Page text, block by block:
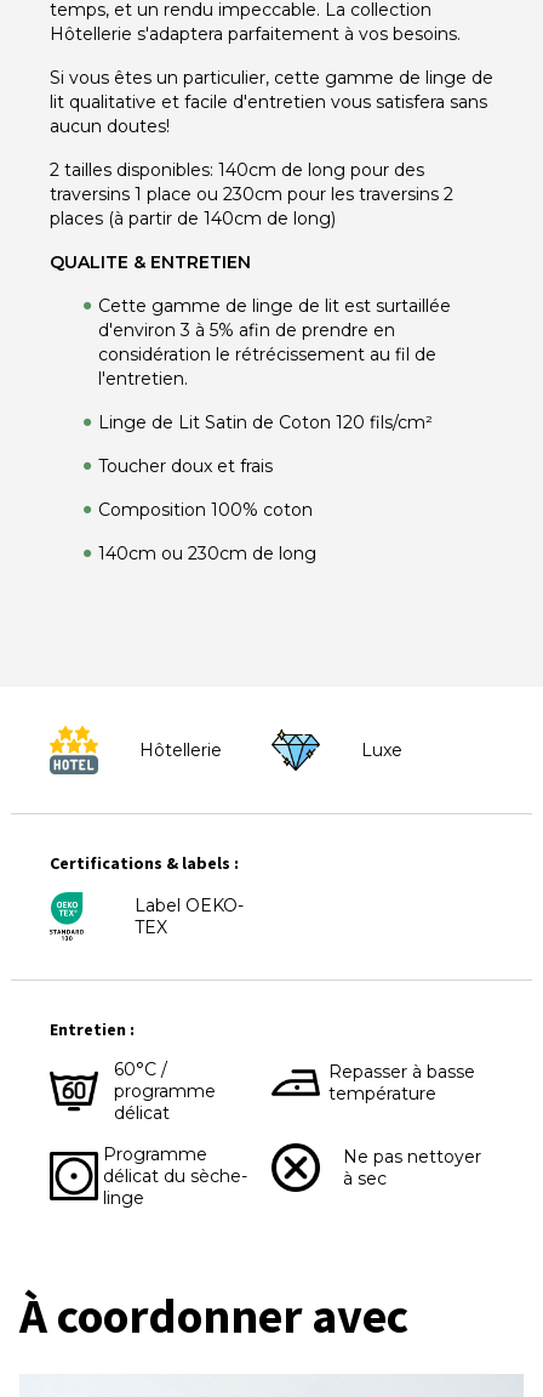
temps, et un rendu impeccable. La collection
Hôtellerie s'adaptera parfaitement à vos besoins.
Si vous êtes un particulier, cette gamme de linge de
lit qualitative et facile d'entretien vous satisfera sans
aucun doutes!
2 tailles disponibles: 140cm de long pour des
traversins 1 place ou 230cm pour les traversins 2
places (à partir de 140cm de long)
QUALITE & ENTRETIEN
Cette gamme de linge de lit est surtaillée
d'environ 3 à 5% afin de prendre en
considération le rétrécissement au fil de
l'entretien.
Linge de Lit Satin de Coton 120 fils/cm²
Toucher doux et frais
Composition 100% coton
140cm ou 230cm de long
Hôtellerie Luxe
Certifications & labels :
Label OEKO-
TEX
Entretien :
60°C /
programme
délicat
Repasser à basse
température
Programme
délicat du sèche-
linge
Ne pas nettoyer
à sec
À coordonner avec